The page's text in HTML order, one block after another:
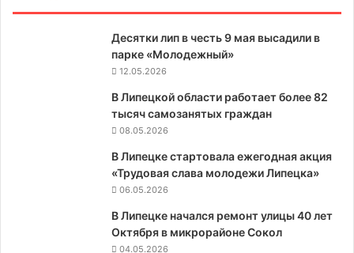
Десятки лип в честь 9 мая высадили в
парке «Молодежный»
12.05.2026
В Липецкой области работает более 82
тысяч самозанятых граждан
08.05.2026
В Липецке стартовала ежегодная акция
«Трудовая слава молодежи Липецка»
06.05.2026
В Липецке начался ремонт улицы 40 лет
Октября в микрорайоне Сокол
04.05.2026